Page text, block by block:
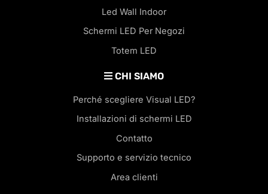
Led Wall Indoor
Schermi LED Per Negozi
Totem LED
CHI SIAMO
Perché scegliere Visual LED?
Installazioni di schermi LED
Contatto
Supporto e servizio tecnico
Area clienti